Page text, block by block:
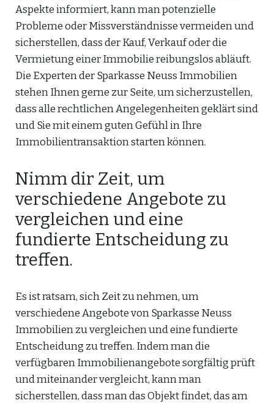
Aspekte informiert, kann man potenzielle
Probleme oder Missverständnisse vermeiden und
sicherstellen, dass der Kauf, Verkauf oder die
Vermietung einer Immobilie reibungslos abläuft.
Die Experten der Sparkasse Neuss Immobilien
stehen Ihnen gerne zur Seite, um sicherzustellen,
dass alle rechtlichen Angelegenheiten geklärt sind
und Sie mit einem guten Gefühl in Ihre
Immobilientransaktion starten können.
Nimm dir Zeit, um
verschiedene Angebote zu
vergleichen und eine
fundierte Entscheidung zu
treffen.
Es ist ratsam, sich Zeit zu nehmen, um
verschiedene Angebote von Sparkasse Neuss
Immobilien zu vergleichen und eine fundierte
Entscheidung zu treffen. Indem man die
verfügbaren Immobilienangebote sorgfältig prüft
und miteinander vergleicht, kann man
sicherstellen, dass man das Objekt findet, das am